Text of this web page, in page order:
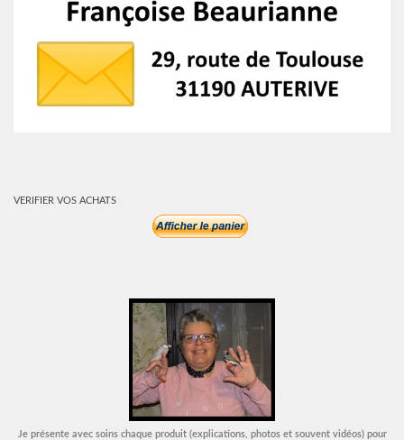
VERIFIER VOS ACHATS
Je présente avec soins chaque produit (explications, photos et souvent vidéos) pour